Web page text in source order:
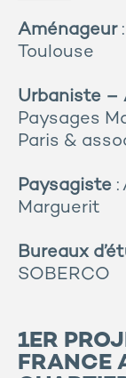
Aménageur:
Toulouse
Urbaniste –
Paysages
Paris &
Paysagiste :
Marguerit
Bureaux
SOBERCO
1ER
FRANCE